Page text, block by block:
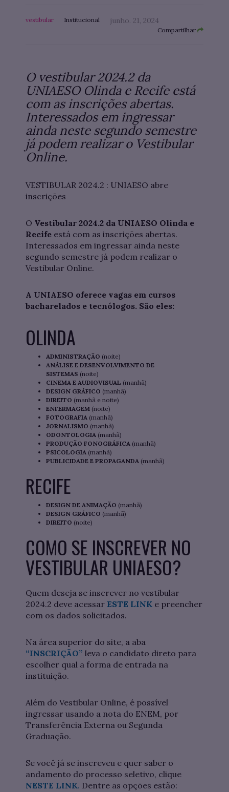
vestibular Institucional junho. 21, 2024
Compartilhar
O vestibular 2024.2 da
UNIAESO Olinda e Recife está
com as inscrições abertas.
Interessados em ingressar
ainda neste segundo semestre
já podem realizar o Vestibular
Online.
VESTIBULAR 2024.2 : UNIAESO abre
inscrições
O Vestibular 2024.2 da UNIAESO Olinda e
Recife está com as inscrições abertas.
Interessados em ingressar ainda neste
segundo semestre já podem realizar o
Vestibular Online.
A UNIAESO oferece vagas em cursos
bacharelados e tecnólogos. São eles:
OLINDA
ADMINISTRAÇÃO (noite)
ANÁLISE E DESENVOLVIMENTO DE
SISTEMAS (noite)
CINEMA E AUDIOVISUAL (manhã)
DESIGN GRÁFICO (manhã)
DIREITO (manhã e noite)
ENFERMAGEM (noite)
FOTOGRAFIA (manhã)
JORNALISMO (manhã)
ODONTOLOGIA (manhã)
PRODUÇÃO FONOGRÁFICA (manhã)
PSICOLOGIA (manhã)
PUBLICIDADE E PROPAGANDA (manhã)
RECIFE
DESIGN DE ANIMAÇÃO (manhã)
DESIGN GRÁFICO (manhã)
DIREITO (noite)
COMO SE INSCREVER NO
VESTIBULAR UNIAESO?
Quem deseja se inscrever no vestibular
2024.2 deve acessar ESTE LINK e preencher
com os dados solicitados.
Na área superior do site, a aba
“INSCRIÇÃO” leva o candidato direto para
escolher qual a forma de entrada na
instituição.
Além do Vestibular Online, é possível
ingressar usando a nota do ENEM, por
Transferência Externa ou Segunda
Graduação.
Se você já se inscreveu e quer saber o
andamento do processo seletivo, clique
NESTE LINK. Dentre as opções estão: